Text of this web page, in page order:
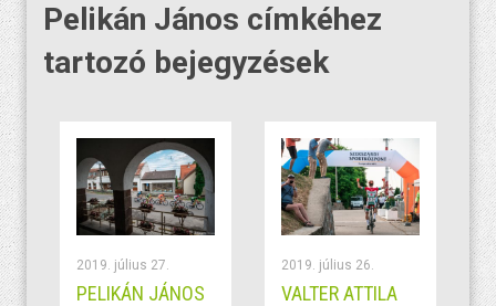
Pelikán János címkéhez
tartozó bejegyzések
2019. július 27.
PELIKÁN JÁNOS
2019. július 26.
VALTER ATTILA